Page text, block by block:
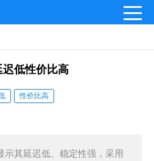
低性价比高
性价比高
示其延迟低、稳定性强，采用